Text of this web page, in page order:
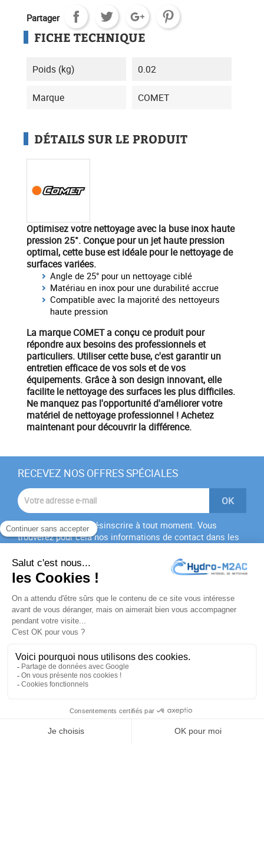
Partager
FICHE TECHNIQUE
Poids (kg) 0.02
Marque COMET
DÉTAILS SUR LE PRODUIT
Optimisez votre nettoyageavec la buse inox haute
pression 25°. Conçue pour un jet haute pression
optimal, cette buse est idéale pour le nettoyage de
surfaces variées.
Angle de 25° pour un nettoyage ciblé
Matériau en inox pour une durabilité accrue
Compatible avec la majorité des nettoyeurs
haute pression
La marqueCOMETa conçu ce produit pour
répondre aux besoins des professionnels et
particuliers. Utiliser cette buse, c'est garantir un
entretien efficacede vos sols et de vos
équipements. Grâce à son design innovant, elle
facilite le nettoyage des surfaces les plus difficiles.
Ne manquez pas l'opportunité d'améliorer votre
matériel de nettoyage professionnel !Achetez
maintenantpour découvrir la différence.
RECEVEZ NOS OFFRES SPÉCIALES
Vous pouvez vous désinscrire à tout moment. Vous
trouverez pour cela nos informations de contact dans les
J'accepte lesconditions générales
politique de
confidentialité
PRODUITS
NOTRE SOCIÉTÉ
VOTRE COMPTE